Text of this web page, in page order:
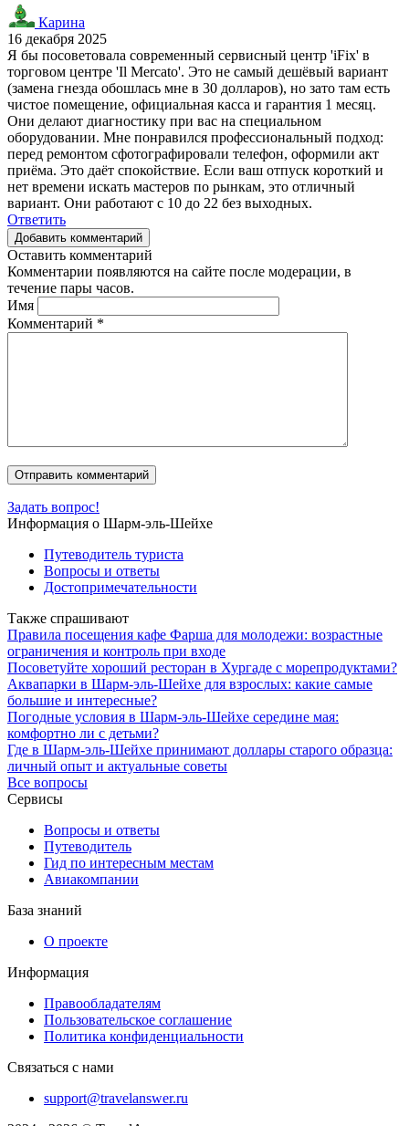
Карина
16 декабря 2025
Я бы посоветовала современный сервисный центр 'iFix' в
торговом центре 'Il Mercato'. Это не самый дешёвый вариант
(замена гнезда обошлась мне в 30 долларов), но зато там есть
чистое помещение, официальная касса и гарантия 1 месяц.
Они делают диагностику при вас на специальном
оборудовании. Мне понравился профессиональный подход:
перед ремонтом сфотографировали телефон, оформили акт
приёма. Это даёт спокойствие. Если ваш отпуск короткий и
нет времени искать мастеров по рынкам, это отличный
вариант. Они работают с 10 до 22 без выходных.
Ответить
Добавить комментарий
Оставить комментарий
Комментарии появляются на сайте после модерации, в
течение пары часов.
Имя
Комментарий *
Задать вопрос!
Информация о Шарм-эль-Шейхе
Путеводитель туриста
Вопросы и ответы
Достопримечательности
Также спрашивают
Правила посещения кафе Фарша для молодежи: возрастные
ограничения и контроль при входе
Посоветуйте хороший ресторан в Хургаде с морепродуктами?
Аквапарки в Шарм-эль-Шейхе для взрослых: какие самые
большие и интересные?
Погодные условия в Шарм-эль-Шейхе середине мая:
комфортно ли с детьми?
Где в Шарм-эль-Шейхе принимают доллары старого образца:
личный опыт и актуальные советы
Все вопросы
Сервисы
Вопросы и ответы
Путеводитель
Гид по интересным местам
Авиакомпании
База знаний
О проекте
Информация
Правообладателям
Пользовательское соглашение
Политика конфиденциальности
Связаться с нами
support@travelanswer.ru